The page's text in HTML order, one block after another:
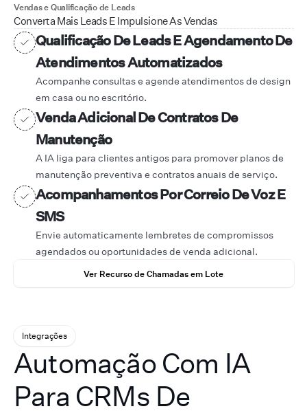
Vendas e Qualificação de Leads
Converta Mais Leads E Impulsione As Vendas
Qualificação De Leads E Agendamento De
Atendimentos Automatizados
Acompanhe consultas e agende atendimentos de design
em casa ou no escritório.
Venda Adicional De Contratos De
Manutenção
A IA liga para clientes antigos para promover planos de
manutenção preventiva e contratos anuais de serviço.
Acompanhamentos Por Correio De Voz E
SMS
Envie automaticamente lembretes de compromissos
agendados ou oportunidades de venda adicional.
Ver Recurso de Chamadas em Lote
Integrações
Automação Com IA
Para CRMs De